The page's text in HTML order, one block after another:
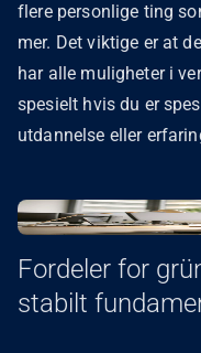
flere personlige ting
mer. Det viktige er at
har alle muligheter i
spesielt hvis du er
utdannelse eller
Fordeler for
stabilt